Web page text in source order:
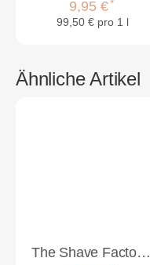
9,95 €*
99,50 € pro 1 l
Ähnliche Artikel
The Shave Factory Magic Retouch Spray 100ml Dark Brown